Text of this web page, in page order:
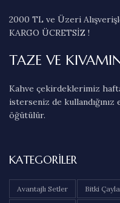
2000 TL ve Üzeri
KARGO ÜCRETSİZ !
TAZE VE
Kahve çekirdeklerimiz
isterseniz de
öğütülür.
KATEGORILER
Avantajlı Setler Bitki